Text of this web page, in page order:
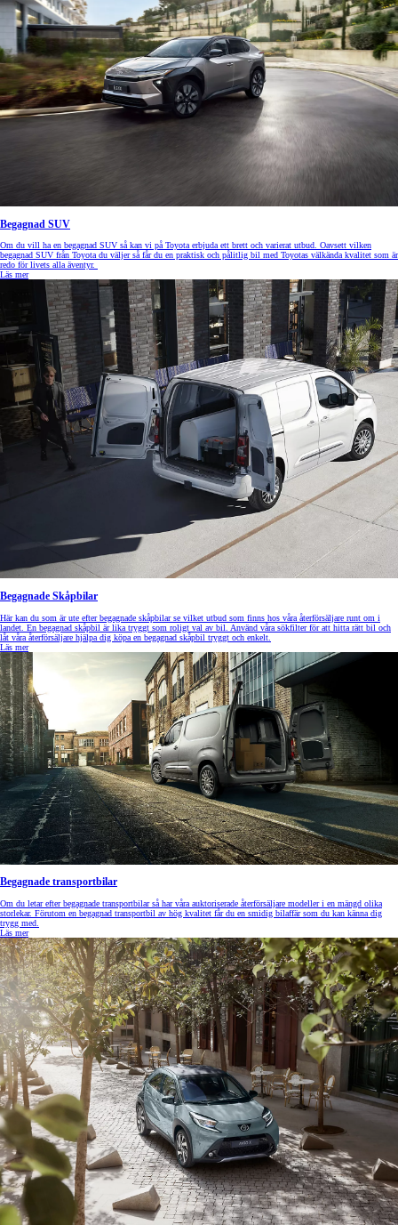
Begagnad SUV
Om du vill ha en begagnad SUV så kan vi på Toyota erbjuda ett brett och varierat utbud. Oavsett vilken
begagnad SUV från Toyota du väljer så får du en praktisk och pålitlig bil med Toyotas välkända kvalitet som är
redo för livets alla äventyr.
Läs mer
Begagnade Skåpbilar
Här kan du som är ute efter begagnade skåpbilar se vilket utbud som finns hos våra återförsäljare runt om i
landet. En begagnad skåpbil är lika tryggt som roligt val av bil. Använd våra sökfilter för att hitta rätt bil och
låt våra återförsäljare hjälpa dig köpa en begagnad skåpbil tryggt och enkelt.
Läs mer
Begagnade transportbilar
Om du letar efter begagnade transportbilar så har våra auktoriserade återförsäljare modeller i en mängd olika
storlekar. Förutom en begagnad transportbil av hög kvalitet får du en smidig bilaffär som du kan känna dig
trygg med.
Läs mer